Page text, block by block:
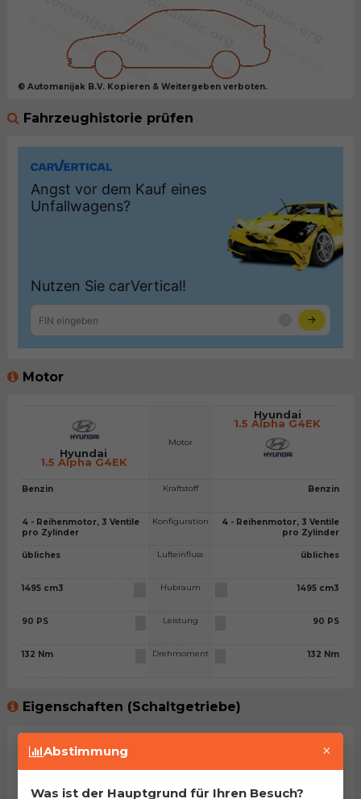
© Automanijak B.V. Kopieren & Weitergeben verboten.
Fahrzeughistorie prüfen
Motor
Hyundai
1.5 Alpha G4EK
Benzin
4 - Reihenmotor, 3 Ventile
pro Zylinder
übliches
1495 cm3
90 PS
132 Nm
Motor
Kraftstoff
Konfiguration
Lufteinfluss
Hubraum
Leistung
Drehmoment
Hyundai
1.5 Alpha G4EK
Benzin
4 - Reihenmotor, 3 Ventile
pro Zylinder
übliches
1495 cm3
90 PS
132 Nm
Eigenschaften (Schaltgetriebe)
Schaltgetriebe - 5 Gänge Schaltgetriebe - 5 Gänge
Abstimmung ×
Was ist der Hauptgrund für Ihren Besuch?